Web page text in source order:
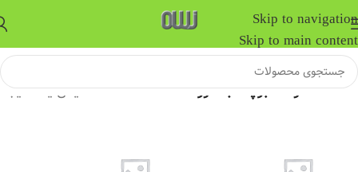
Skip to navigation
Skip to main content
خانه/محصولات برچسب خورده “SB-2005” نمایش یک نتیجه